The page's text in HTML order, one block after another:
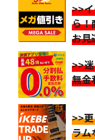
>>
ら！
お見
>>
無金
>>
ラム